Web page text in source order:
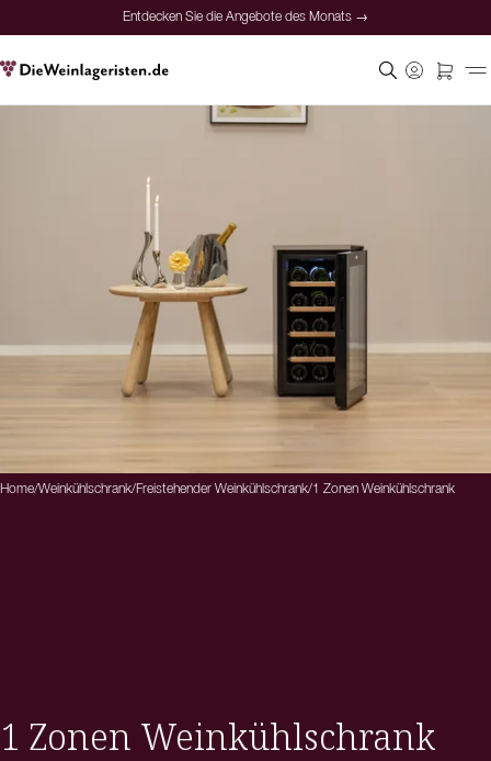
Entdecken Sie die Angebote des Monats →
Home/Weinkühlschrank/Freistehender Weinkühlschrank/1 Zonen Weinkühlschrank
1 Zonen Weinkühlschrank